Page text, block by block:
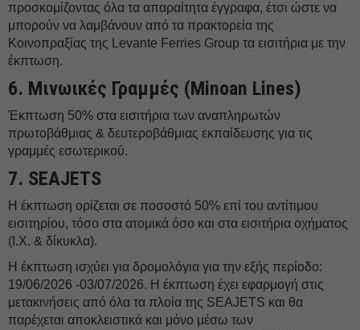
προσκομίζοντας όλα τα απαραίτητα έγγραφα, έτσι ώστε να
μπορούν να λαμβάνουν από τα πρακτορεία της
Κοινοπραξίας της Levante Ferries Group τα εισιτήρια με την
έκπτωση.
6.⁠ ⁠Μινωικές Γραμμές (Minoan Lines)
Έκπτωση 50% στα εισιτήρια των αναπληρωτών
πρωτοβάθμιας & δευτεροβάθμιας εκπαίδευσης για τις
γραμμές εσωτερικού.
7.⁠ ⁠SEAJETS
Η έκπτωση ορίζεται σε ποσοστό 50% επί του αντίτιμου
εισιτηρίου, τόσο στα ατομικά όσο και στα εισιτήρια οχήματος
(Ι.Χ. & δίκυκλα).
Η έκπτωση ισχύει για δρομολόγια για την εξής περίοδο:
19/06/2026 -03/07/2026. Η έκπτωση έχει εφαρμογή στις
μετακινήσεις από όλα τα πλοία της SEAJETS και θα
παρέχεται αποκλειστικά και μόνο μέσω των